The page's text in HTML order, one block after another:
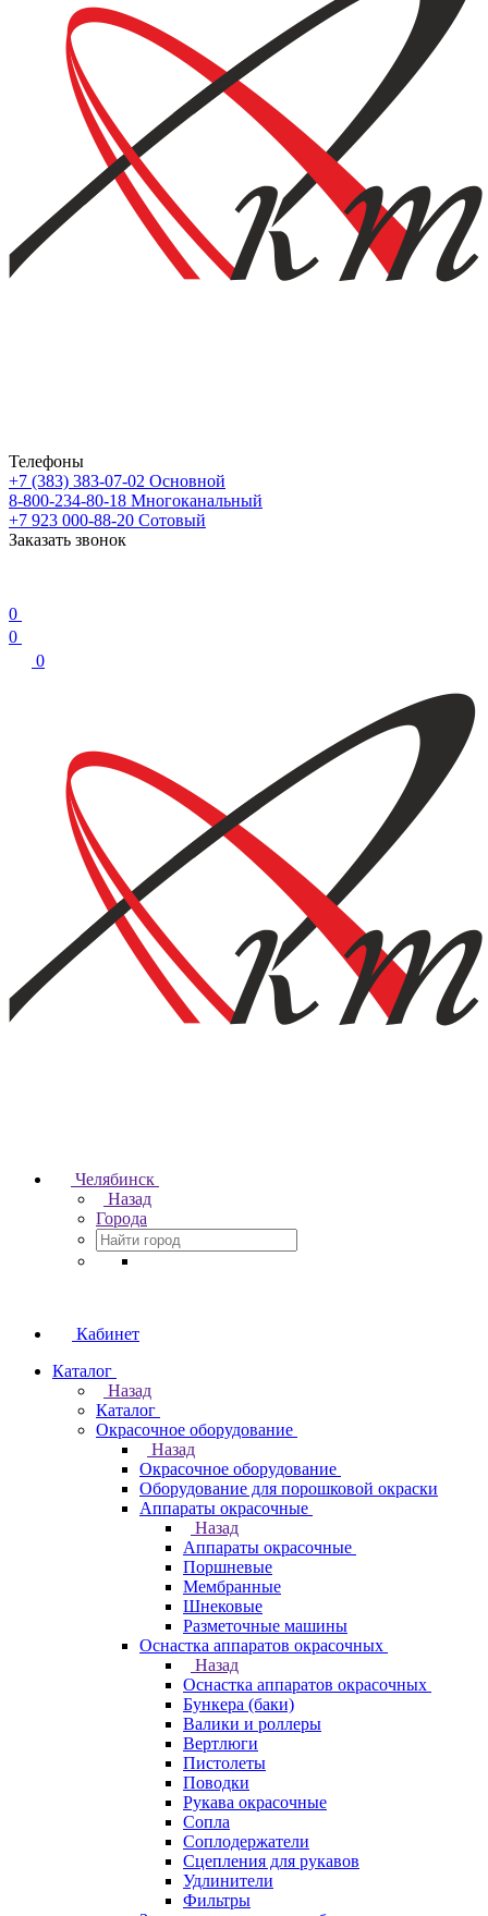
Телефоны
+7 (383) 383-07-02 Основной
8-800-234-80-18 Многоканальный
+7 923 000-88-20 Сотовый
Заказать звонок
0
0
0
Челябинск
Назад
Города
Кабинет
Каталог
Назад
Каталог
Окрасочное оборудование
Назад
Окрасочное оборудование
Оборудование для порошковой окраски
Аппараты окрасочные
Назад
Аппараты окрасочные
Поршневые
Мембранные
Шнековые
Разметочные машины
Оснастка аппаратов окрасочных
Назад
Оснастка аппаратов окрасочных
Бункера (баки)
Валики и роллеры
Вертлюги
Пистолеты
Поводки
Рукава окрасочные
Сопла
Соплодержатели
Сцепления для рукавов
Удлинители
Фильтры